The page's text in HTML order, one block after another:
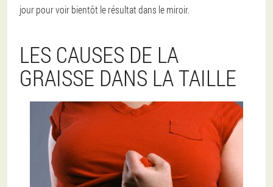
jour pour voir bientôt le résultat dans le miroir.
LES CAUSES DE LA
GRAISSE DANS LA TAILLE